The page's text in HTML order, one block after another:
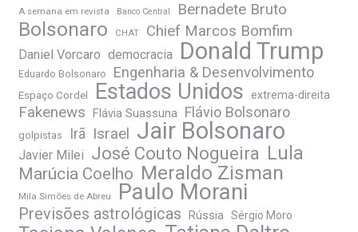
A semana em revista Banco Central Bernadete Bruto
Bolsonaro CHAT Chief Marcos Bomfim
Daniel Vorcaro democracia Donald Trump
Eduardo Bolsonaro Engenharia & Desenvolvimento
Espaço Cordel Estados Unidos extrema-direita
Fakenews Flávia Suassuna Flávio Bolsonaro
golpistas Irã Israel Jair Bolsonaro
Javier Milei José Couto Nogueira Lula
Marúcia Coelho Meraldo Zisman
Mila Simões de Abreu Paulo Morani
Previsões astrológicas Rússia Sérgio Moro